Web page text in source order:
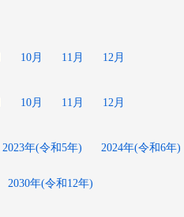
10月 11月 12月
10月 11月 12月
2023年(令和5年) 2024年(令和6年)
2030年(令和12年)